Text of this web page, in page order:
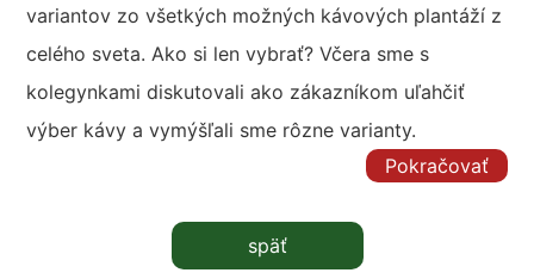
variantov zo všetkých možných kávových plantáží z
celého sveta. Ako si len vybrať? Včera sme s
kolegynkami diskutovali ako zákazníkom uľahčiť
výber kávy a vymýšľali sme rôzne varianty.
Pokračovať
späť